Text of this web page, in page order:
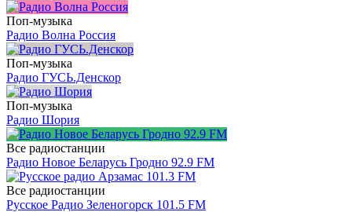
Поп-музыка
Радио Волна Россия
Поп-музыка
Радио ГУСЬ.Денскор
Поп-музыка
Радио Шория
Все радиостанции
Радио Новое Беларусь Гродно 92.9 FM
Все радиостанции
Русское Радио Зеленогорск 101.5 FM